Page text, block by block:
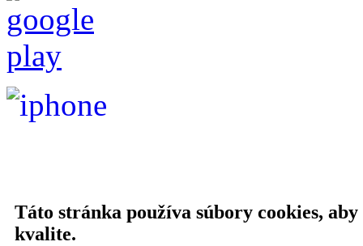
Táto stránka používa súbory cookies,
kvalite.